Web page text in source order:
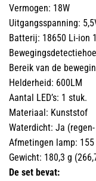
Vermogen: 18W
Uitgangsspanning:
Batterij: 18650 Li-ion
Bereik van de
Helderheid: 600LM
Aantal LED’s: 1 stuk.
Materiaal: Kunststof
Waterdicht: Ja
Afmetingen lamp:
Gewicht: 180,3 g
De set bevat: